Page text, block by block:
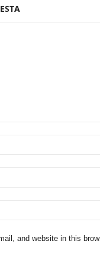
and website in this